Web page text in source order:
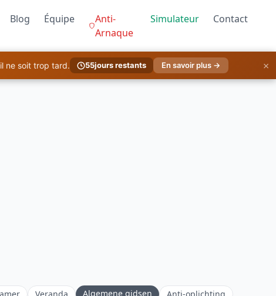
Blog Équipe
Anti-
Arnaque
Simulateur Contact
ne soit trop tard. 55jours restants En savoir plus → ×
Algemene gidsen